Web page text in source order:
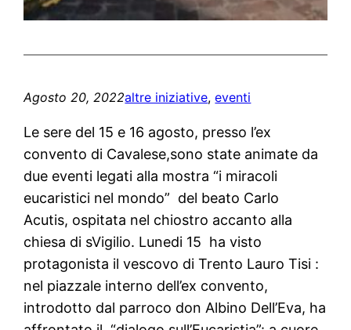
Agosto 20, 2022altre iniziative, eventi
Le sere del 15 e 16 agosto, presso l’ex
convento di Cavalese,sono state animate da
due eventi legati alla mostra “i miracoli
eucaristici nel mondo” del beato Carlo
Acutis, ospitata nel chiostro accanto alla
chiesa di sVigilio. Lunedi 15 ha visto
protagonista il vescovo di Trento Lauro Tisi :
nel piazzale interno dell’ex convento,
introdotto dal parroco don Albino Dell’Eva, ha